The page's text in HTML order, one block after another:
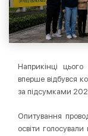
Наприкінці
вперше відбувся
за підсумками
Опитування
освіти